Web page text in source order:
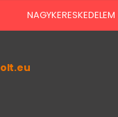
NAGYKERESKEDELEM